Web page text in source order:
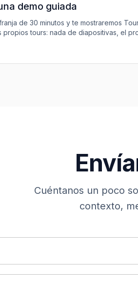
demo guiada
de 30 minutos y te mostraremos
propios tours: nada de diapositivas, el
Cuéntanos un poco
contexto,